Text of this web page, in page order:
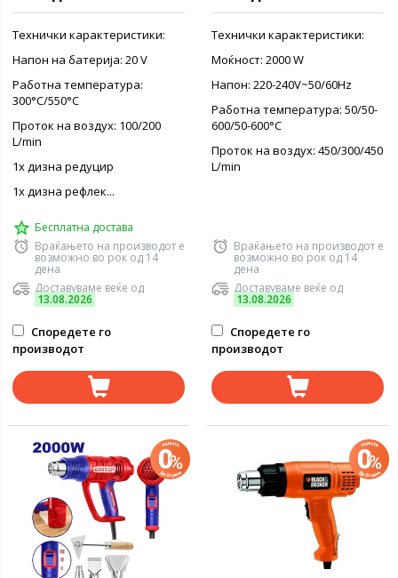
Технички карактеристики:
Напон на батерија: 20 V
Работна температура:
300°C/550°C
Проток на воздух: 100/200
L/min
1х дизна редуцир
1х дизна рефлек...
Бесплатна достава
Враќањето на производот е
возможно во рок од 14
дена
Доставуваме веќе од
13.08.2026
Споредете го
производот
Технички карактеристики:
Моќност: 2000 W
Напон: 220-240V~50/60Hz
Работна температура: 50/50-
600/50-600°C
Проток на воздух: 450/300/450
L/min
Враќањето на производот е
возможно во рок од 14
дена
Доставуваме веќе од
13.08.2026
Споредете го
производот